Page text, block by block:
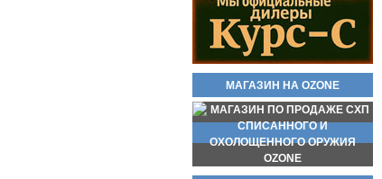
МАГАЗИН НА OZONE
55 000руб.
Баллон СО2 Quarta 12гр.
60руб.